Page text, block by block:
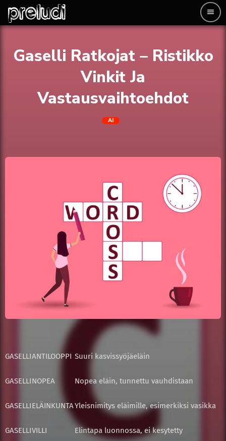
menu
Gaselli Ratkojat – Ristikko
Vinkit Ja
Vastausvaihtoehdot
AI
GASELLIANTILOOPPI Suuri kasvissyöjäeläin
GASELLINOPEA Nopea eläin, tunnettu vauhdistaan
GASELLIELÄINKUNTAYleisnimitys eläimille, esimerkiksi vasikka
GASELLIVILLI Elintapa luonnossa, ei kesytetty